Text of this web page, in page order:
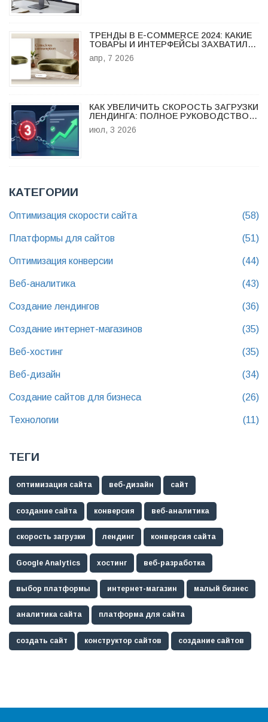
ТРЕНДЫ В E-COMMERCE 2024: КАКИЕ
ТОВАРЫ И ИНТЕРФЕЙСЫ ЗАХВАТИЛИ
РЫНОК
апр, 7 2026
КАК УВЕЛИЧИТЬ СКОРОСТЬ ЗАГРУЗКИ
ЛЕНДИНГА: ПОЛНОЕ РУКОВОДСТВО
ПО ОПТИМИЗАЦИИ В 2026 ГОДУ
июл, 3 2026
КАТЕГОРИИ
Оптимизация скорости сайта (58)
Платформы для сайтов (51)
Оптимизация конверсии (44)
Веб-аналитика (43)
Создание лендингов (36)
Создание интернет-магазинов (35)
Веб-хостинг (35)
Веб-дизайн (34)
Создание сайтов для бизнеса (26)
Технологии (11)
ТЕГИ
оптимизация сайта веб-дизайн сайт
создание сайта конверсия веб-аналитика
скорость загрузки лендинг конверсия сайта
Google Analytics хостинг веб-разработка
выбор платформы интернет-магазин малый бизнес
аналитика сайта платформа для сайта
создать сайт конструктор сайтов создание сайтов